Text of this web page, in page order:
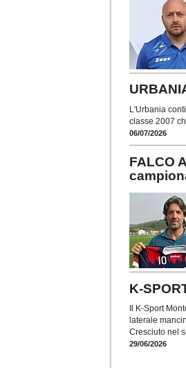
L'Urbania
classe 2007
06/07/2026
FALCO
K-
Il K-Sport
laterale
Cresciuto nel
29/06/2026